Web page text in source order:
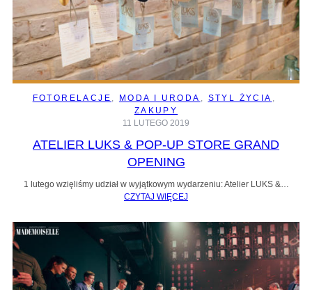
FOTORELACJE MODA I URODA STYL ŻYCIA
ZAKUPY
11 LUTEGO 2019
ATELIER LUKS & POP-UP STORE GRAND
OPENING
1 lutego wzięliśmy udział w wyjątkowym wydarzeniu: Atelier LUKS &…
CZYTAJ WIĘCEJ